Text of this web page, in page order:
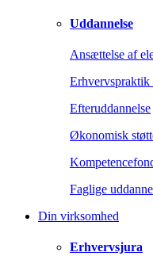
Uddannelse
Ansættelse af
Erhvervspraktik
Efteruddannelse
Økonomisk
Faglige
Din virksomhed
Erhvervsjura